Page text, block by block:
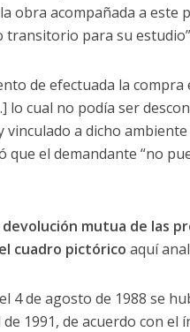
obra acompañada a este
transitorio para su
de efectuada la compra
lo cual no podía ser
a dicho
el demandante “no
mutua de las
cuadro pictórico aquí
4 de agosto de 1988 se
1991, de acuerdo con el